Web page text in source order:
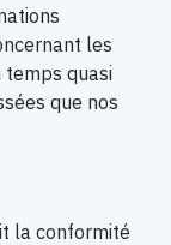
les
temps quasi
que nos
la conformité